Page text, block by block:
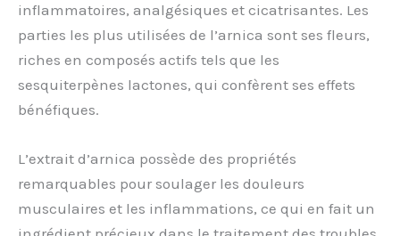
inflammatoires, analgésiques et cicatrisantes. Les
parties les plus utilisées de l’arnica sont ses fleurs,
riches en composés actifs tels que les
sesquiterpènes lactones, qui confèrent ses effets
bénéfiques.
L’extrait d’arnica possède des propriétés
remarquables pour soulager les douleurs
musculaires et les inflammations, ce qui en fait un